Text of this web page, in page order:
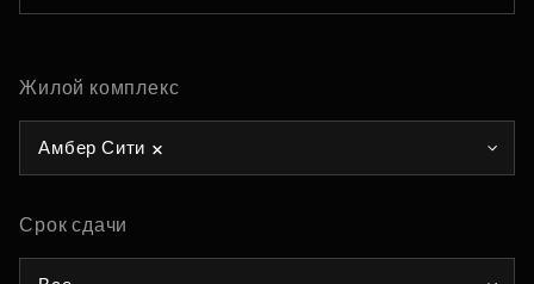
Жилой комплекс
Амбер Сити
Срок сдачи